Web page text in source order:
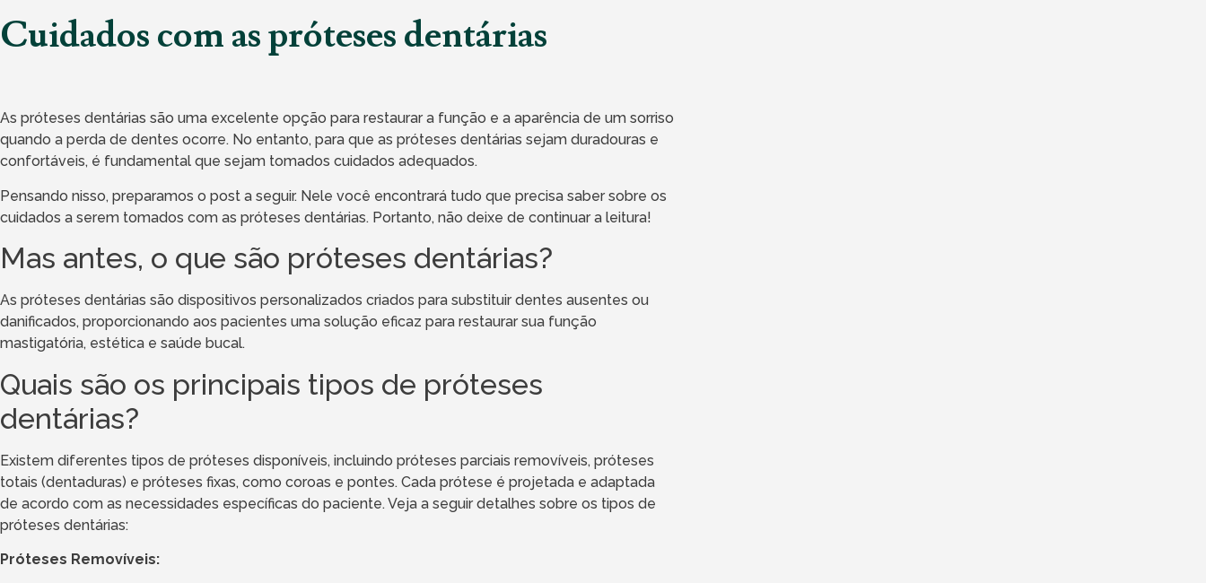
Cuidados com as próteses dentárias
As próteses dentárias são uma excelente opção para restaurar a função e a aparência de um sorriso
quando a perda de dentes ocorre. No entanto, para que as próteses dentárias sejam duradouras e
confortáveis, é fundamental que sejam tomados cuidados adequados.
Pensando nisso, preparamos o post a seguir. Nele você encontrará tudo que precisa saber sobre os
cuidados a serem tomados com as próteses dentárias. Portanto, não deixe de continuar a leitura!
Mas antes, o que são próteses dentárias?
As próteses dentárias são dispositivos personalizados criados para substituir dentes ausentes ou
danificados, proporcionando aos pacientes uma solução eficaz para restaurar sua função
mastigatória, estética e saúde bucal.
Quais são os principais tipos de próteses
dentárias?
Existem diferentes tipos de próteses disponíveis, incluindo próteses parciais removíveis, próteses
totais (dentaduras) e próteses fixas, como coroas e pontes. Cada prótese é projetada e adaptada
de acordo com as necessidades específicas do paciente. Veja a seguir detalhes sobre os tipos de
próteses dentárias:
Próteses Removíveis: